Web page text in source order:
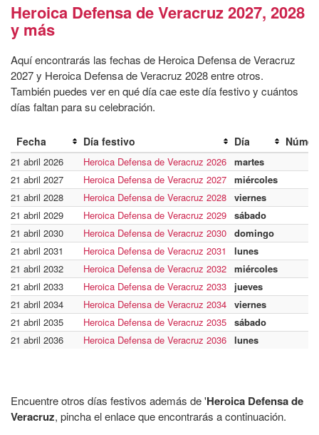
Heroica Defensa de Veracruz 2027, 2028
y más
Aquí encontrarás las fechas de Heroica Defensa de Veracruz
2027 y Heroica Defensa de Veracruz 2028 entre otros.
También puedes ver en qué día cae este día festivo y cuántos
días faltan para su celebración.
Fecha Día festivo Día
21 abril 2026 Heroica Defensa de Veracruz 2026 martes
21 abril 2027
Heroica Defensa de Veracruz 2027 miércoles
21 abril 2028
Heroica Defensa de Veracruz 2028 viernes
21 abril 2029
Heroica Defensa de Veracruz 2029 sábado
21 abril 2030
Heroica Defensa de Veracruz 2030 domingo
21 abril 2031
Heroica Defensa de Veracruz 2031
lunes
21 abril 2032
Heroica Defensa de Veracruz 2032 miércoles
21 abril 2033
Heroica Defensa de Veracruz 2033
jueves
21 abril 2034
Heroica Defensa de Veracruz 2034 viernes
21 abril 2035
Heroica Defensa de Veracruz 2035 sábado
21 abril 2036
Heroica Defensa de Veracruz 2036 lunes
Encuentre otros días festivos además de 'Heroica Defensa de
Veracruz, pincha el enlace que encontrarás a continuación.